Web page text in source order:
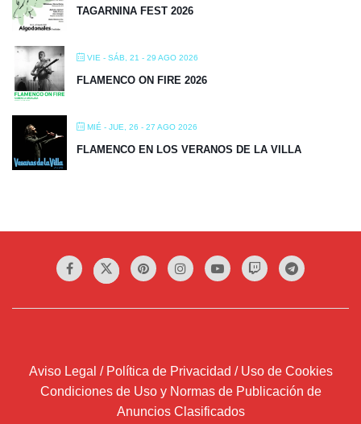
TAGARNINA FEST 2026
VIE - SÁB, 21 - 29 AGO 2026
FLAMENCO ON FIRE 2026
MIÉ - JUE, 26 - 27 AGO 2026
FLAMENCO EN LOS VERANOS DE LA VILLA
Aviso Legal / Política de Privacidad / Uso de Cookies
Condiciones de Uso y Normas de Publicación de
Anuncios Clasificados